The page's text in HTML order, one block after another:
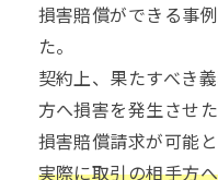
損害賠償ができる事
た。
契約上、果たすべき
方へ損害を発生させ
損害賠償請求が可能と
実際に取引の相手方